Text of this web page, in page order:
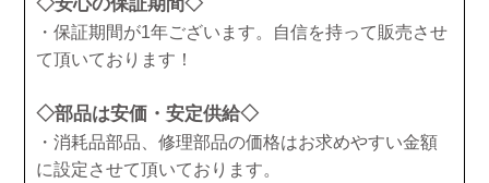
・保証期間が1年ございます。自信を持って販売させ
て頂いております！
◇部品は安価・安定供給◇
・消耗品部品、修理部品の価格はお求めやすい金額
に設定させて頂いております。